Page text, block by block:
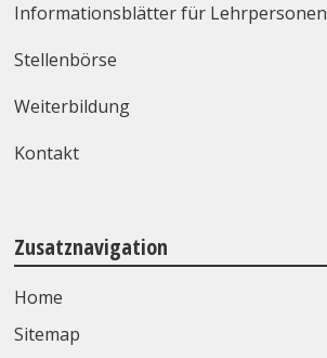
Informationsblätter für Lehrpersonen
Stellenbörse
Weiterbildung
Kontakt
Zusatznavigation
Home
Sitemap